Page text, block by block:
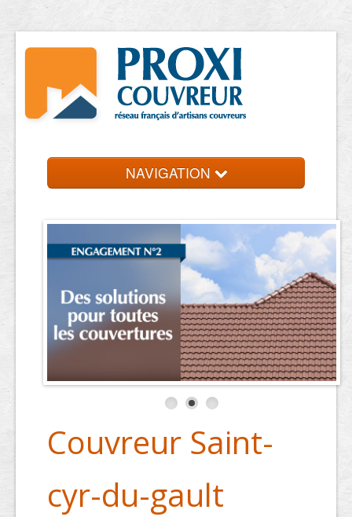
NAVIGATION
Couvreur Saint-
cyr-du-gault